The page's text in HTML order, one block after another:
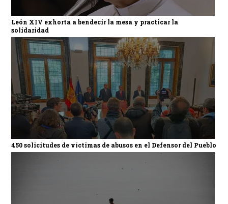
León XIV exhorta a bendecir la mesa y practicar la
solidaridad
450 solicitudes de víctimas de abusos en el Defensor del Pueblo